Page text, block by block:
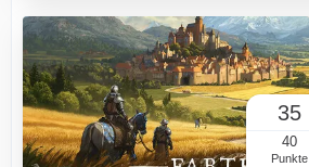
35
40
Punkte